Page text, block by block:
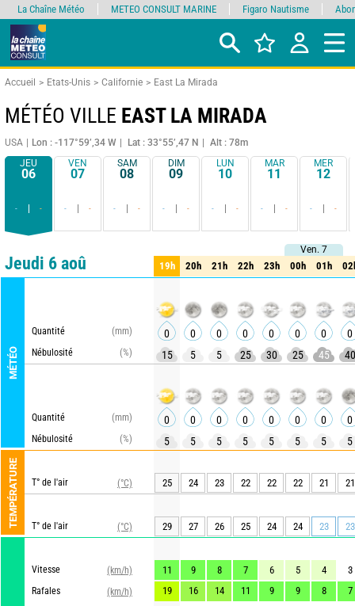
Accueil Etats-Unis Californie East La Mirada
MÉTÉO VILLE EAST LA MIRADA
USA Lon : -117°59’,34 W Lat : 33°55’,47 N
Alt : 78m
JEU
06
- -
VEN
07
- -
SAM
08
- -
DIM
09
- -
LUN
10
- -
MAR
11
- -
MER
12
- -
Comparateur détaillé synthétique
Jeudi 6 aoû
MÉTÉO
Quantité
(mm)
Nébulosité
(%)
Quantité
(mm)
Nébulosité
(%)
TEMPÉRATURE T° de l'air (°C)
T° de l'air (°C)
Vitesse
(km/h)
Rafales
(km/h)
Ven. 7
19h 20h 21h 22h 23h 00h 01h
Ven. 7
19h 20h 21h 22h 23h 00h 01h
0 0 0 0 0 0 0
0
15
5 5 25 30 25 45 40
0 0 0 0 0 0 0
0
5
5 5 5 5 5 5 5
25 24 23 22 22 22 21 21
29 27 26 25 24 24 23 23
11 9 8 7 6 5 4
3
19
16 14 11 9 9 8 7
La Chaîne Météo METEO CONSULT MARINE Figaro Nautisme